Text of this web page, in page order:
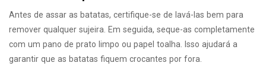
Antes de assar as batatas, certifique-se de lavá-las bem para
remover qualquer sujeira. Em seguida, seque-as completamente
com um pano de prato limpo ou papel toalha. Isso ajudará a
garantir que as batatas fiquem crocantes por fora.